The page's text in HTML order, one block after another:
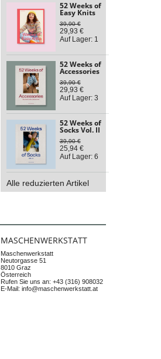
52 Weeks of
Easy Knits
39,90 €
29,93 €
Auf Lager: 1
52 Weeks of
Accessories
39,90 €
29,93 €
Auf Lager: 3
52 Weeks of
Socks Vol. II
39,90 €
25,94 €
Auf Lager: 6
Alle reduzierten Artikel
MASCHENWERKSTATT
Maschenwerkstatt
Neutorgasse 51
8010 Graz
Österreich
Rufen Sie uns an: +43 (316) 908032
E-Mail: info@maschenwerkstatt.at